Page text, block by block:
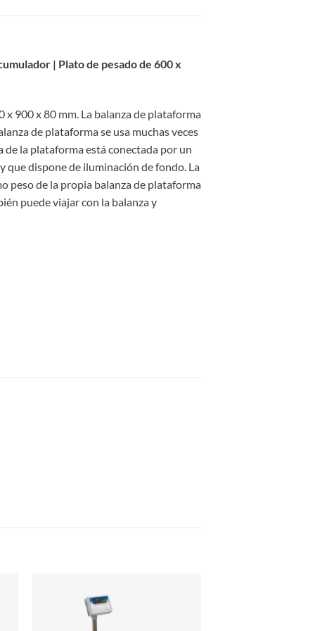
| Plato de pesado de 600 x
900 x 80 mm. La balanza de plataforma
de plataforma se usa muchas veces
de la plataforma está conectada por un
que dispone de iluminación de fondo. La
peso de la propia balanza de plataforma
puede viajar con la balanza y